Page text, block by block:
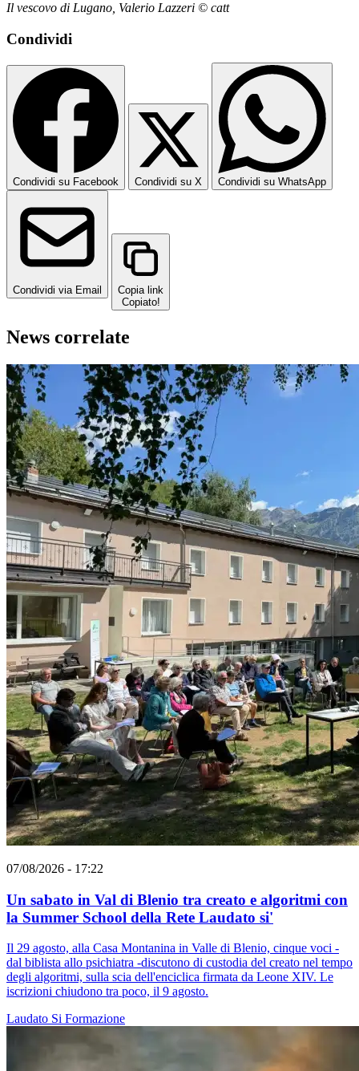
Il vescovo di Lugano, Valerio Lazzeri © catt
Condividi
Condividi su Facebook Condividi su X Condividi su WhatsApp
Condividi via Email
Copia link
Copiato!
News correlate
07/08/2026 - 17:22
Un sabato in Val di Blenio tra creato e algoritmi con
la Summer School della Rete Laudato si'
Il 29 agosto, alla Casa Montanina in Valle di Blenio, cinque voci -
dal biblista allo psichiatra -discutono di custodia del creato nel tempo
degli algoritmi, sulla scia dell'enciclica firmata da Leone XIV. Le
iscrizioni chiudono tra poco, il 9 agosto.
Laudato Si Formazione